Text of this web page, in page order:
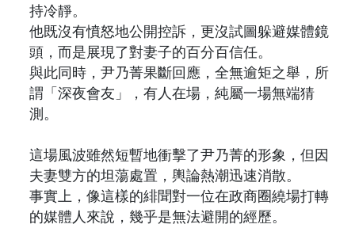
持冷靜。
他既沒有憤怒地公開控訴，更沒試圖躲避媒體鏡
頭，而是展現了對妻子的百分百信任。
與此同時，尹乃菁果斷回應，全無逾矩之舉，所
謂「深夜會友」，有人在場，純屬一場無端猜
測。
這場風波雖然短暫地衝擊了尹乃菁的形象，但因
夫妻雙方的坦蕩處置，輿論熱潮迅速消散。
事實上，像這樣的緋聞對一位在政商圈繞場打轉
的媒體人來說，幾乎是無法避開的經歷。